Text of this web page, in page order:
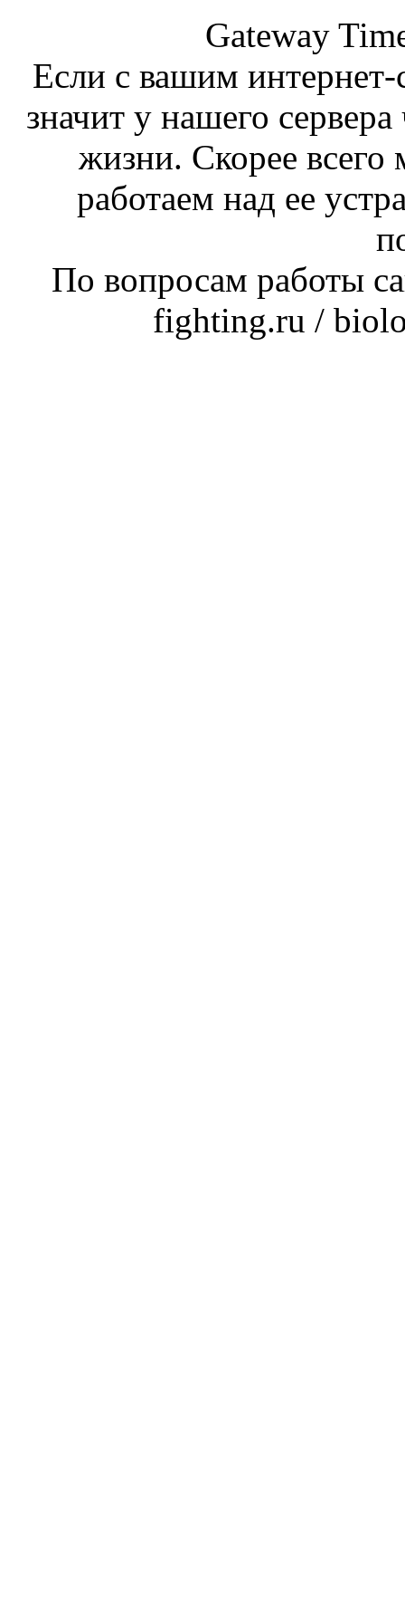
Gateway
Если с вашим интернет-
значит у нашего
жизни. Скорее
работаем над ее
По вопросам работы
fighting.ru /